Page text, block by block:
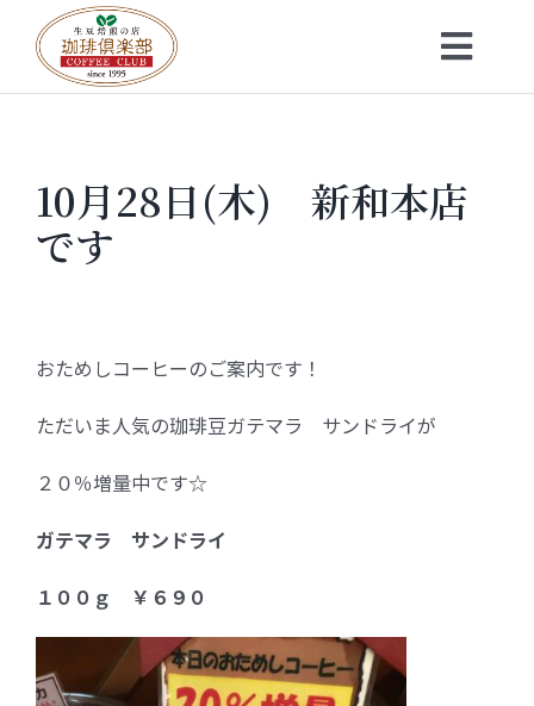
content
お知らせ
会社概要
珈琲豆・特選ギフト
FC加盟店募集
お問合せ
10月28日(木) 新和本店
です
おためしコーヒーのご案内です！
ただいま人気の珈琲豆ガテマラ サンドライが
２０％増量中です☆
ガテマラ サンドライ
１００ｇ ￥６９０